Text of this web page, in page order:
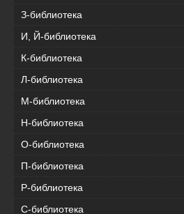
З-библиотека
И, Й-библиотека
К-библиотека
Л-библиотека
М-библиотека
Н-библиотека
О-библиотека
П-библиотека
Р-библиотека
С-библиотека